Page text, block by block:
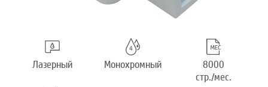
Лазерный Монохромный
8000
стр./мес.